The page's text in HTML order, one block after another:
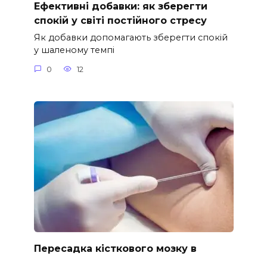
Ефективні добавки: як зберегти
спокій у світі постійного стресу
Як добавки допомагають зберегти спокій
у шаленому темпі
0 12
Пересадка кісткового мозку в